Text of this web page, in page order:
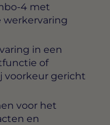
4 met
werkervaring
in een
of
voorkeur gericht
voor het
en